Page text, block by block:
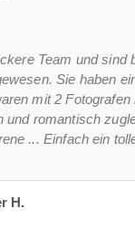
Team und sind
Sie haben
mit 2
und romantisch
... Einfach ein
H.